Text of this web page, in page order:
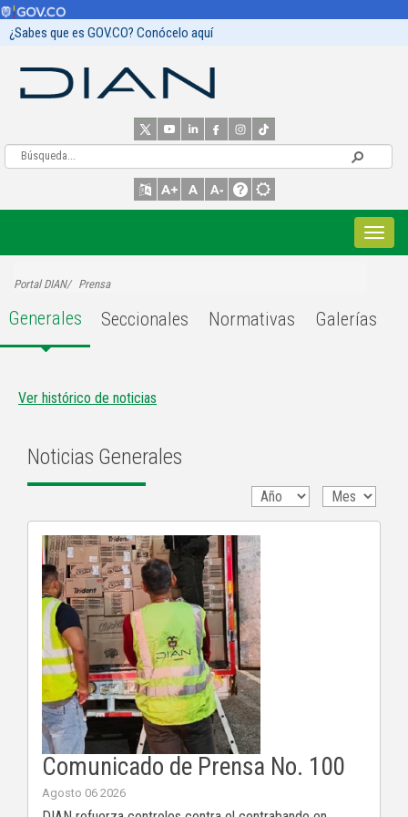
¿Sabes que es GOV.CO? Conócelo aquí
Portal DIAN Prensa
Generales Seccionales Normativas Galerías
Ver histórico de noticias
Noticias Generales
Comunicado de Prensa No. 100
Agosto 06 2026